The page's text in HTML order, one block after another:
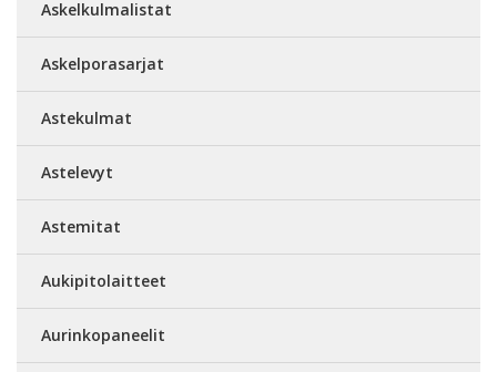
Askelkulmalistat
Askelporasarjat
Astekulmat
Astelevyt
Astemitat
Aukipitolaitteet
Aurinkopaneelit